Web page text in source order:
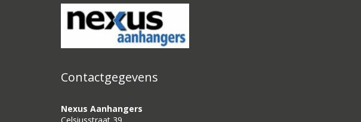
Contactgegevens
Nexus Aanhangers